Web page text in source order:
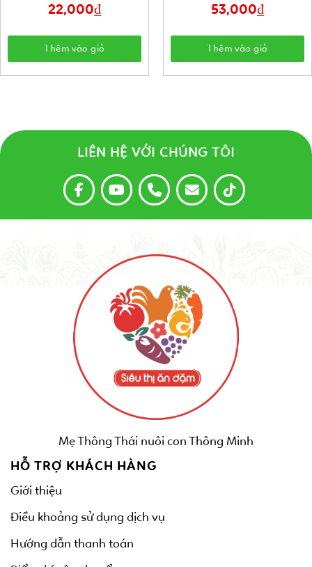
22,000₫
Thêm vào giỏ
53,000₫
Thêm vào giỏ
LIÊN HỆ VỚI CHÚNG TÔI
Mẹ Thông Thái nuôi con Thông Minh
HỖ TRỢ KHÁCH HÀNG
Giới thiệu
Điều khoảng sử dụng dịch vụ
Hướng dẫn thanh toán